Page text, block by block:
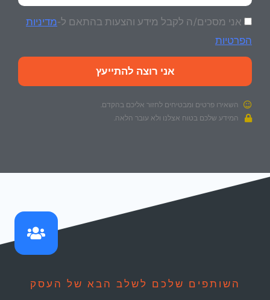
אני מסכים/ה לקבל מידע והצעות בהתאם ל-מדיניות
הפרטיות
אני רוצה להתייעץ
השאירו פרטים ומבטיחים לחזור אליכם בהקדם.
המידע שלכם בטוח אצלנו ולא עובר הלאה.
השותפים שלכם לשלב הבא של העסק